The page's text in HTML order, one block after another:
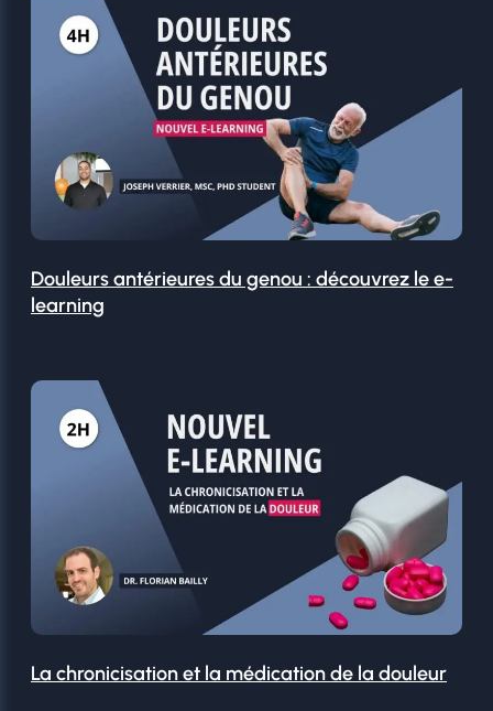
Douleurs antérieures du genou : découvrez le e-
learning
La chronicisation et la médication de la douleur